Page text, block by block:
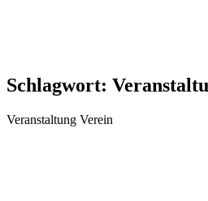
Schlagwort:
Veranstaltung Verein